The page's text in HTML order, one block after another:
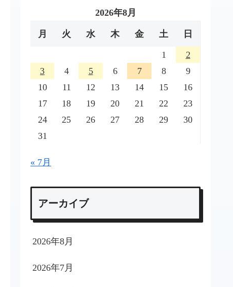
2026年8月
月 火 水 木 金 土 日
1
2
3
4 5 6 7 8
9
10
11 12 13 14 15
16
17
18 19 20 21 22
23
24
25 26 27 28 29
30
31
« 7月
アーカイブ
2026年8月
2026年7月